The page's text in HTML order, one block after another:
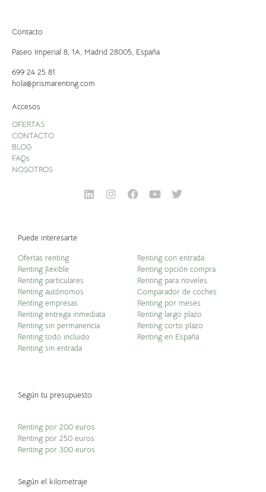
Contacto
Paseo Imperial 8, 1A, Madrid 28005, España
699 24 25 81
hola@prismarenting.com
Accesos
OFERTAS
CONTACTO
BLOG
FAQs
NOSOTROS
Puede interesarte
Ofertas renting
Renting flexible
Renting particulares
Renting autónomos
Renting empresas
Renting entrega inmediata
Renting sin permanencia
Renting todo incluido
Renting sin entrada
Renting con entrada
Renting opción compra
Renting para noveles
Comparador de coches
Renting por meses
Renting largo plazo
Renting corto plazo
Renting en España
Según tu presupuesto
Renting por 200 euros
Renting por 250 euros
Renting por 300 euros
Según el kilometraje